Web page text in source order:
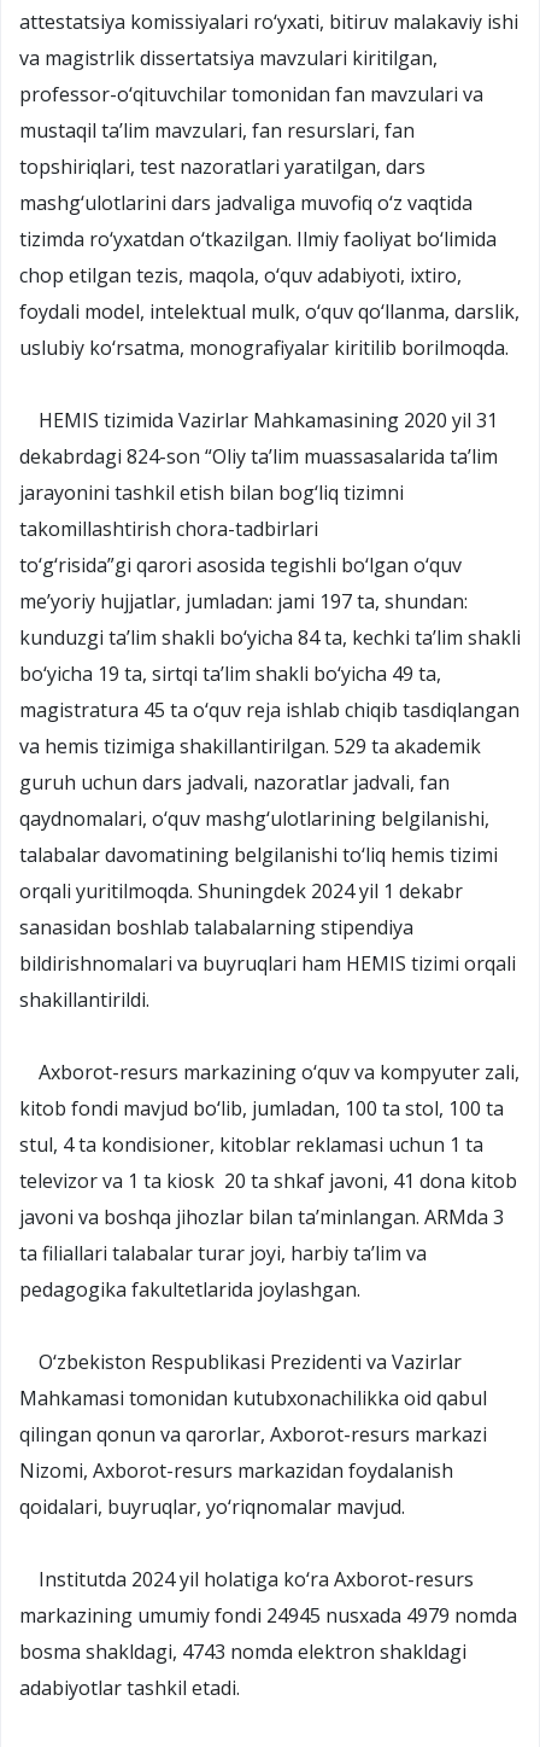
attestatsiya komissiyalari ro‘yxati, bitiruv malakaviy ishi
va magistrlik dissertatsiya mavzulari kiritilgan,
professor-o‘qituvchilar tomonidan fan mavzulari va
mustaqil ta’lim mavzulari, fan resurslari, fan
topshiriqlari, test nazoratlari yaratilgan, dars
mashg‘ulotlarini dars jadvaliga muvofiq o‘z vaqtida
tizimda ro‘yxatdan o‘tkazilgan. Ilmiy faoliyat bo‘limida
chop etilgan tezis, maqola, o‘quv adabiyoti, ixtiro,
foydali model, intelektual mulk, o‘quv qo‘llanma, darslik,
uslubiy ko‘rsatma, monografiyalar kiritilib borilmoqda.
HEMIS tizimida Vazirlar Mahkamasining 2020 yil 31
dekabrdagi 824-son “Oliy ta’lim muassasalarida ta’lim
jarayonini tashkil etish bilan bog‘liq tizimni
takomillashtirish chora-tadbirlari
to‘g‘risida”gi qarori asosida tegishli bo‘lgan o‘quv
me’yoriy hujjatlar, jumladan: jami 197 ta, shundan:
kunduzgi ta’lim shakli bo‘yicha 84 ta, kechki ta’lim shakli
bo‘yicha 19 ta, sirtqi ta’lim shakli bo‘yicha 49 ta,
magistratura 45 ta o‘quv reja ishlab chiqib tasdiqlangan
va hemis tizimiga shakillantirilgan. 529 ta akademik
guruh uchun dars jadvali, nazoratlar jadvali, fan
qaydnomalari, o‘quv mashg‘ulotlarining belgilanishi,
talabalar davomatining belgilanishi to‘liq hemis tizimi
orqali yuritilmoqda. Shuningdek 2024 yil 1 dekabr
sanasidan boshlab talabalarning stipendiya
bildirishnomalari va buyruqlari ham HEMIS tizimi orqali
shakillantirildi.
Axborot-resurs markazining o‘quv va kompyuter zali,
kitob fondi mavjud bo‘lib, jumladan, 100 ta stol, 100 ta
stul, 4 ta kondisioner, kitoblar reklamasi uchun 1 ta
televizor va 1 ta kiosk 20 ta shkaf javoni, 41 dona kitob
javoni va boshqa jihozlar bilan ta’minlangan. ARMda 3
ta filiallari talabalar turar joyi, harbiy ta’lim va
pedagogika fakultetlarida joylashgan.
O‘zbekiston Respublikasi Prezidenti va Vazirlar
Mahkamasi tomonidan kutubxonachilikka oid qabul
qilingan qonun va qarorlar, Axborot-resurs markazi
Nizomi, Axborot-resurs markazidan foydalanish
qoidalari, buyruqlar, yo‘riqnomalar mavjud.
Institutda 2024 yil holatiga ko‘ra Axborot-resurs
markazining umumiy fondi 24945 nusxada 4979 nomda
bosma shakldagi, 4743 nomda elektron shakldagi
adabiyotlar tashkil etadi.